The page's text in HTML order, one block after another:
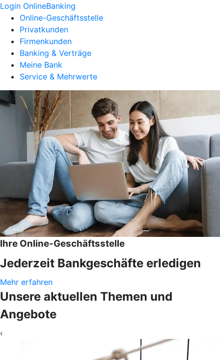
Login OnlineBanking
Online-Geschäftsstelle
Privatkunden
Firmenkunden
Banking & Verträge
Meine Bank
Service & Mehrwerte
Ihre Online-Geschäftsstelle
Jederzeit Bankgeschäfte erledigen
Mehr erfahren
Unsere aktuellen Themen und
Angebote
‹